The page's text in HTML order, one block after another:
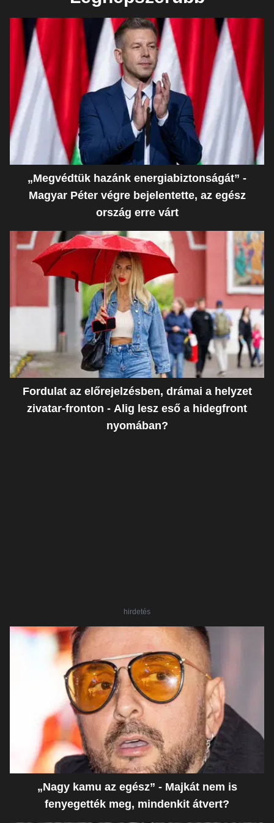
„Megvédtük hazánk energiabiztonságát” -
Magyar Péter végre bejelentette, az egész
ország erre várt
Fordulat az előrejelzésben, drámai a helyzet
zivatar-fronton - Alig lesz eső a hidegfront
nyomában?
hirdetés
„Nagy kamu az egész” - Majkát nem is
fenyegették meg, mindenkit átvert?